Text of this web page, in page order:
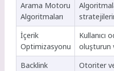
Arama Motoru
Algoritmaları
İçerik
Optimizasyonu
Kullanıcı
oluşturun
Backlink
Otoriter